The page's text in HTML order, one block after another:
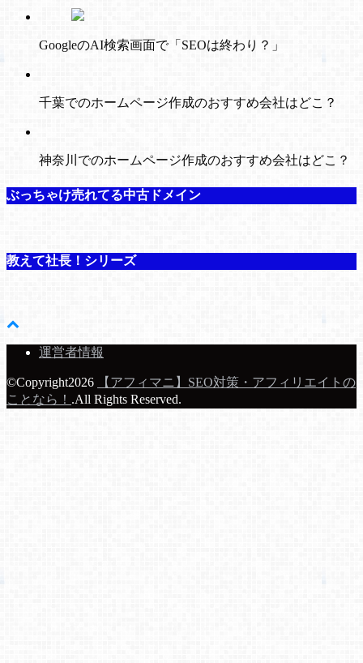
GoogleのAI検索画面で「SEOは終わり？」
千葉でのホームページ作成のおすすめ会社はどこ？
神奈川でのホームページ作成のおすすめ会社はどこ？
ぶっちゃけ売れてる中古ドメイン
教えて社長！シリーズ
運営者情報
©Copyright2026
【アフィマニ】SEO対策・アフィリエイトの
ことなら！ .All Rights Reserved.